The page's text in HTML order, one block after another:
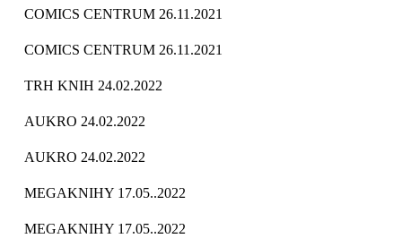
COMICS CENTRUM 26.11.2021
COMICS CENTRUM 26.11.2021
TRH KNIH 24.02.2022
AUKRO 24.02.2022
AUKRO 24.02.2022
MEGAKNIHY 17.05..2022
MEGAKNIHY 17.05..2022